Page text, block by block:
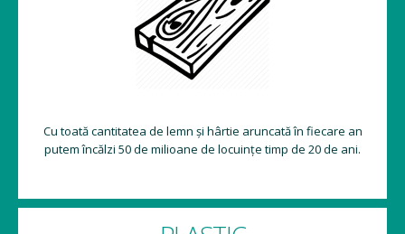
Cu toată cantitatea de lemn și hârtie aruncată în fiecare an
putem încălzi 50 de milioane de locuințe timp de 20 de ani.